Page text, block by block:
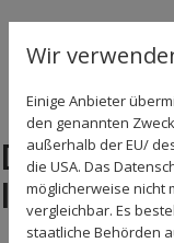
DAS
Wir
Einige Anbieter
den genannten
außerhalb der EU/
die USA. Das
möglicherweise nicht
vergleichbar. Es
staatliche Behörden